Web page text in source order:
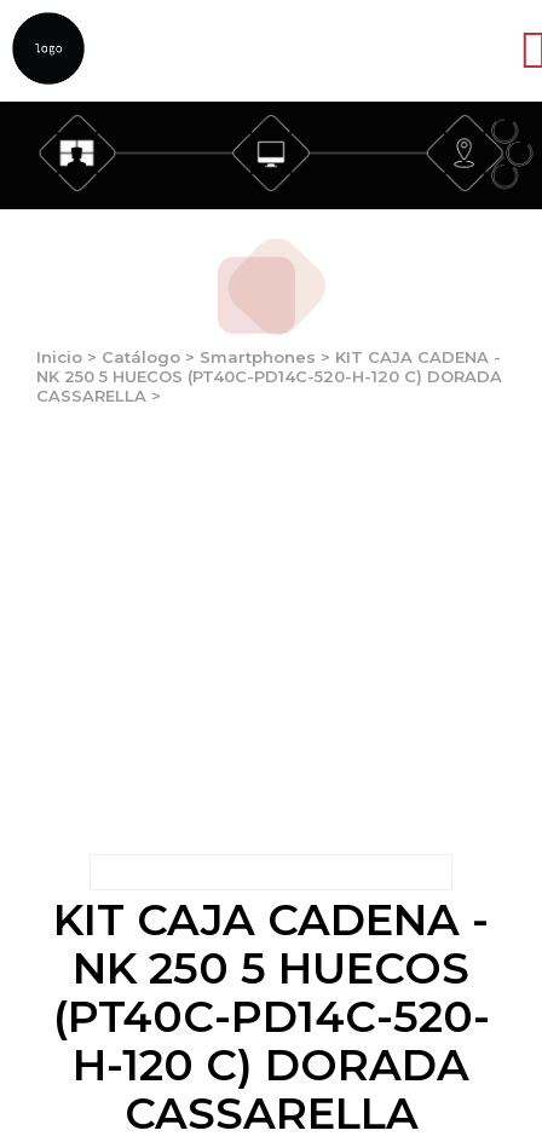
Inicio > Catálogo > Smartphones > KIT CAJA CADENA -
NK 250 5 HUECOS (PT40C-PD14C-520-H-120 C) DORADA
CASSARELLA >
KIT CAJA CADENA -
NK 250 5 HUECOS
(PT40C-PD14C-520-
H-120 C) DORADA
CASSARELLA